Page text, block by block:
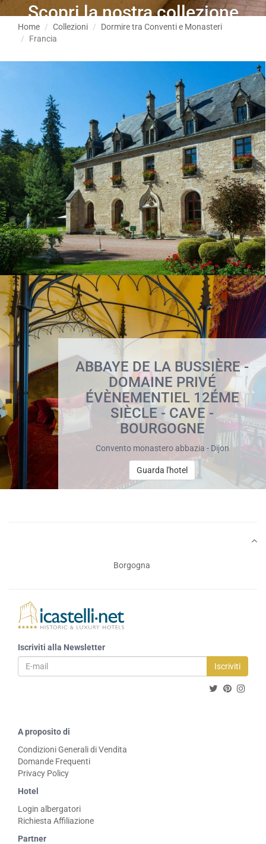
Scopri la nostra collezione
tematica
Home Collezioni
Dormire tra Conventi e Monasteri
Francia
ABBAYE DE LA BUSSIÈRE -
DOMAINE PRIVÉ
ÉVÈNEMENTIEL 12ÉME
SIÈCLE - CAVE -
BOURGOGNE
Convento monastero abbazia - Dijon
Guarda l'hotel
Borgogna
Iscriviti alla Newsletter
Iscriviti
A proposito di
Condizioni Generali di Vendita
Domande Frequenti
Privacy Policy
Hotel
Login albergatori
Richiesta Affiliazione
Partner